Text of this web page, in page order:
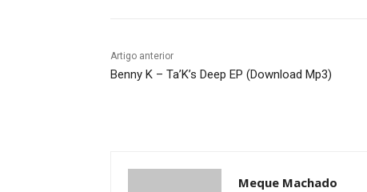
Artigo anterior
Benny K – Ta’K’s Deep EP (Download Mp3)
Meque Machado